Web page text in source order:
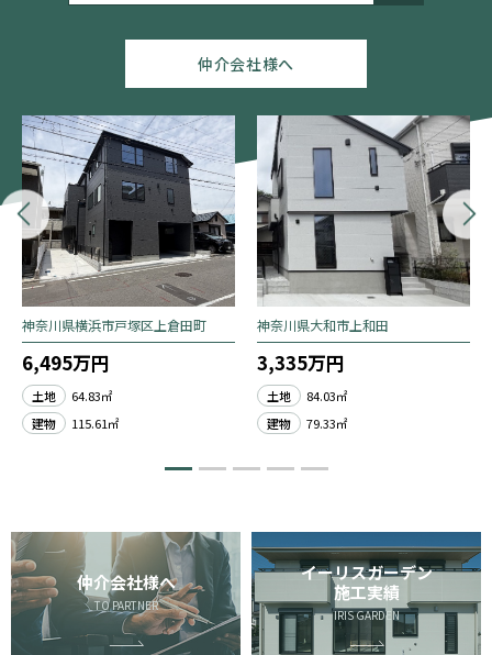
仲介会社様へ
神奈川県横浜市戸塚区上倉田町
6,495万円
土地
64.83㎡
建物
115.61㎡
神奈川県大和市上和田
3,335万円
土地
84.03㎡
建物
79.33㎡
仲介会社様へ
TO PARTNER
イーリスガーデン
施工実績
IRIS GARDEN